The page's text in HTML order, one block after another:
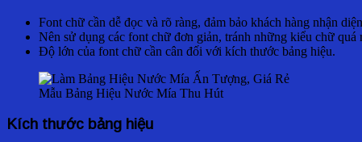
Font chữ cần dễ đọc và rõ ràng, đảm bảo khách hàng nhận
Nên sử dụng các font chữ đơn giản, tránh những kiểu chữ quá
Độ lớn của font chữ cần cân đối với kích thước bảng hiệu.
Mẫu Bảng Hiệu Nước Mía Thu Hút
Kích thước bảng hiệu